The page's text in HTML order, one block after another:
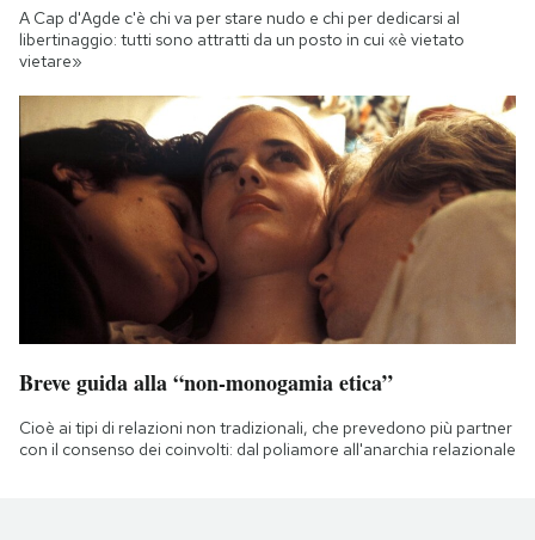
A Cap d'Agde c'è chi va per stare nudo e chi per dedicarsi al
libertinaggio: tutti sono attratti da un posto in cui «è vietato
vietare»
Breve guida alla “non-monogamia etica”
Cioè ai tipi di relazioni non tradizionali, che prevedono più partner
con il consenso dei coinvolti: dal poliamore all'anarchia relazionale